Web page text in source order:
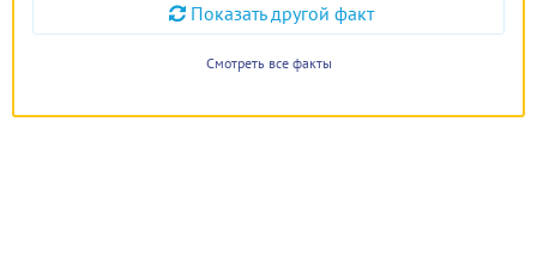
Показать другой факт
Смотреть все факты